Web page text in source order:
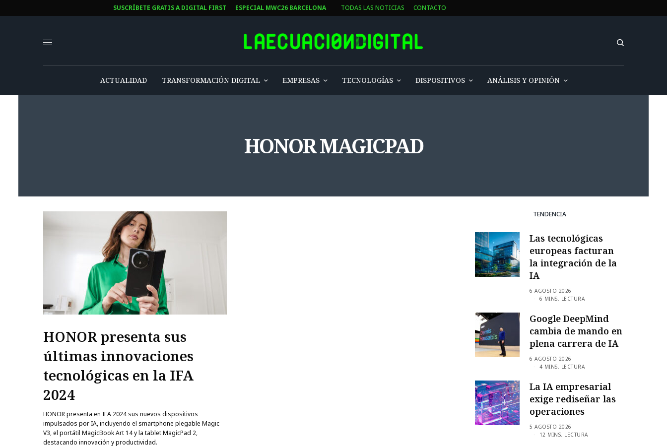
SUSCRÍBETE GRATIS A DIGITAL FIRST ESPECIAL MWC26 BARCELONA TODAS LAS NOTICIAS CONTACTO
ACTUALIDAD TRANSFORMACIÓN DIGITAL EMPRESAS TECNOLOGÍAS DISPOSITIVOS ANÁLISIS Y OPINIÓN
HONOR MAGICPAD
HONOR presenta sus
últimas innovaciones
tecnológicas en la IFA
2024
HONOR presenta en IFA 2024 sus nuevos dispositivos
impulsados por IA, incluyendo el smartphone plegable Magic
V3, el portátil MagicBook Art 14 y la tablet MagicPad 2,
destacando innovación y productividad.
TENDENCIA
Las tecnológicas
europeas facturan
la integración de la
IA
6 AGOSTO 2026
6 MINS. LECTURA
Google DeepMind
cambia de mando en
plena carrera de IA
6 AGOSTO 2026
4 MINS. LECTURA
La IA empresarial
exige rediseñar las
operaciones
5 AGOSTO 2026
12 MINS. LECTURA